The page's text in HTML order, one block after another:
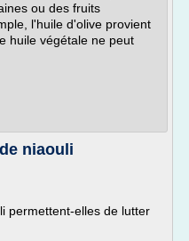
ou des fruits
l'huile d'olive provient
huile végétale ne peut
niaouli
permettent-elles de lutter